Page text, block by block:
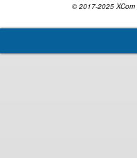
© 2017-2025 XCom